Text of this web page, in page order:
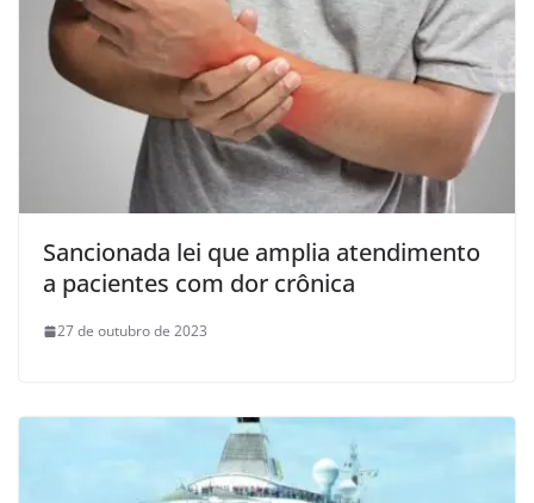
Sancionada lei que amplia atendimento
a pacientes com dor crônica
27 de outubro de 2023